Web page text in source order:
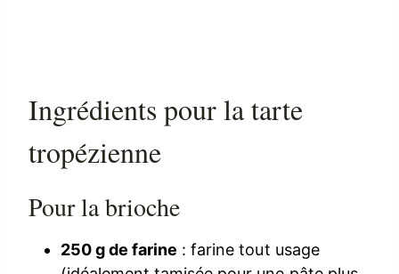
Ingrédients pour la tarte
tropézienne
Pour la brioche
250 g de farine : farine tout usage